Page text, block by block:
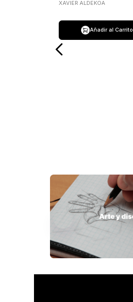
XAVIER ALDEKOA
Añadir al Carrito